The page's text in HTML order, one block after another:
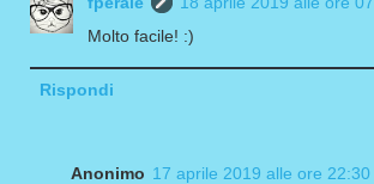
Molto facile! :)
Rispondi
Anonimo 17 aprile 2019 alle ore 22:30